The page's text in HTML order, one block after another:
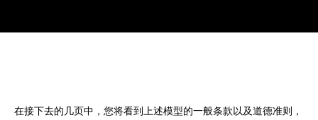
在接下去的几页中，您将看到上述模型的一般条款以及道德准则，